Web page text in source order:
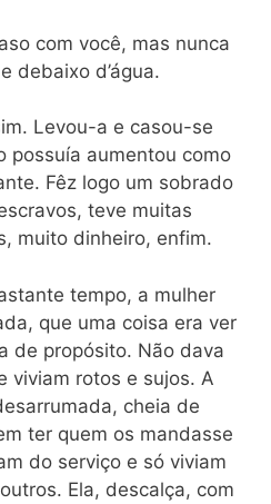
com você, mas nunca
debaixo d’água.
Levou-a e casou-se
possuía aumentou como
Fêz logo um sobrado
teve muitas
muito dinheiro, enfim.
tempo, a mulher
que uma coisa era ver
de propósito. Não dava
viviam rotos e sujos. A
cheia de
ter quem os mandasse
do serviço e só viviam
Ela, descalça, com